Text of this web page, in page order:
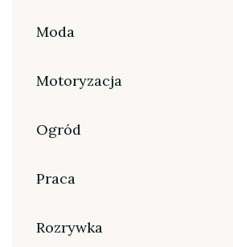
Moda
Motoryzacja
Ogród
Praca
Rozrywka